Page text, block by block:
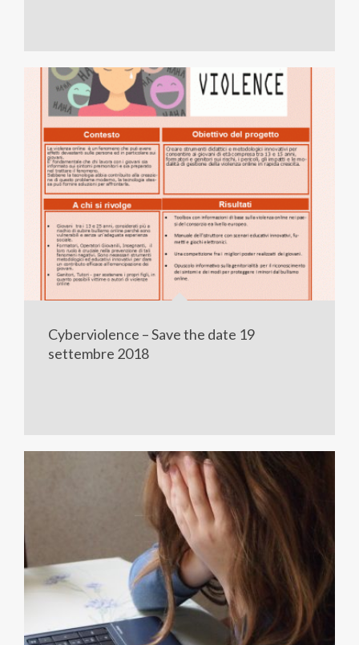
Cyberviolence – Save the date 19
settembre 2018